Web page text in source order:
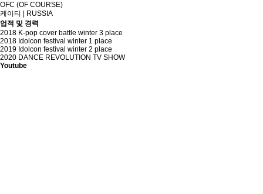
OFC (OF COURSE)
케이티 | RUSSIA
업적 및 경력
2018 K-pop cover battle winter 3 place
2018 Idolcon festival winter 1 place
2019 Idolcon festival winter 2 place
2020 DANCE REVOLUTION TV SHOW
Youtube